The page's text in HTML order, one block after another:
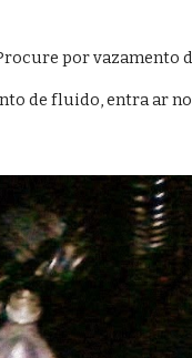
por vazamento
de fluido, entra ar